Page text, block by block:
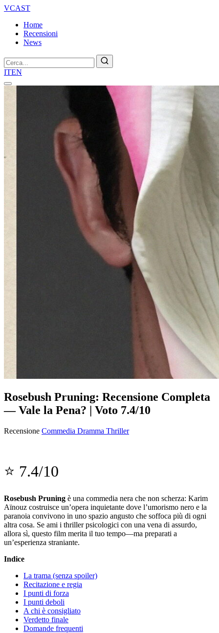
VCAST
Home
Recensioni
News
Cerca
ITEN
Rosebush Pruning: Recensione Completa
— Vale la Pena? | Voto 7.4/10
Recensione Commedia Dramma Thriller
⭐ 7.4/10
Rosebush Pruning è una commedia nera che non scherza: Karim
Aïnouz costruisce un’opera inquietante dove l’umorismo nero e la
paranoia convivono in uno spazio angusto che soffoca più di ogni
altra cosa. Se ami i thriller psicologici con una vena di assurdo,
allora sì, questo film merita il tuo tempo—ma preparati a
un’esperienza straniante.
Indice
La trama (senza spoiler)
Recitazione e regia
I punti di forza
I punti deboli
A chi è consigliato
Verdetto finale
Domande frequenti